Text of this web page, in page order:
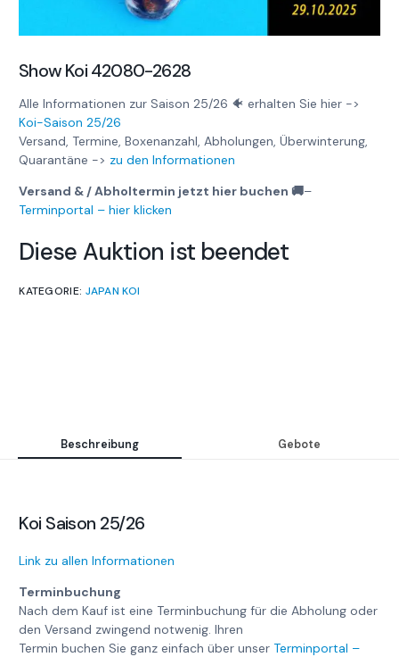
Show Koi 42080-2628
Alle Informationen zur Saison 25/26 🐠 erhalten Sie hier ->
Koi-Saison 25/26
Versand, Termine, Boxenanzahl, Abholungen, Überwinterung,
Quarantäne -> zu den Informationen
Versand & / Abholtermin jetzt hier buchen 🚚–
Terminportal – hier klicken
Diese Auktion ist beendet
KATEGORIE: JAPAN KOI
Beschreibung Gebote
Koi Saison 25/26
Link zu allen Informationen
Terminbuchung
Nach dem Kauf ist eine Terminbuchung für die Abholung oder
den Versand zwingend notwenig. Ihren
Termin buchen Sie ganz einfach über unserTerminportal –